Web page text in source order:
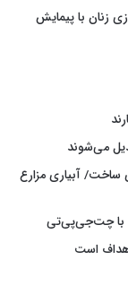
زنان با پیمایش
می‌شوند
ساخت/ آبیاری مزارع
با چت‌جی‌پی‌تی
است